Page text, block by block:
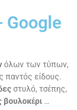
Google
όλων των τύπων,
παντός είδους.
στυλό, τσέπης,
βουλοκέρι …